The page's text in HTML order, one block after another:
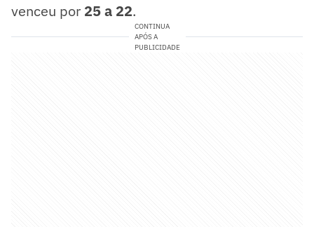
venceu por 25 a 22.
CONTINUA
APÓS A
PUBLICIDADE